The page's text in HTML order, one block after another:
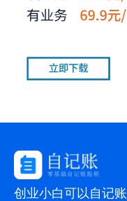
创业小白可以自记账